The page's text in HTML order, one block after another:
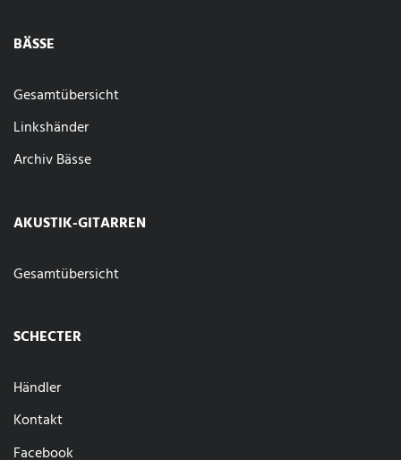
BÄSSE
Gesamtübersicht
Linkshänder
Archiv Bässe
AKUSTIK-GITARREN
Gesamtübersicht
SCHECTER
Händler
Kontakt
Facebook